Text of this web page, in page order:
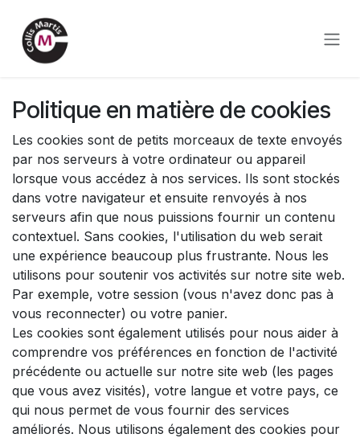
Politique en matière de cookies
Les cookies sont de petits morceaux de texte envoyés
par nos serveurs à votre ordinateur ou appareil
lorsque vous accédez à nos services. Ils sont stockés
dans votre navigateur et ensuite renvoyés à nos
serveurs afin que nous puissions fournir un contenu
contextuel. Sans cookies, l'utilisation du web serait
une expérience beaucoup plus frustrante. Nous les
utilisons pour soutenir vos activités sur notre site web.
Par exemple, votre session (vous n'avez donc pas à
vous reconnecter) ou votre panier.
Les cookies sont également utilisés pour nous aider à
comprendre vos préférences en fonction de l'activité
précédente ou actuelle sur notre site web (les pages
que vous avez visités), votre langue et votre pays, ce
qui nous permet de vous fournir des services
améliorés. Nous utilisons également des cookies pour